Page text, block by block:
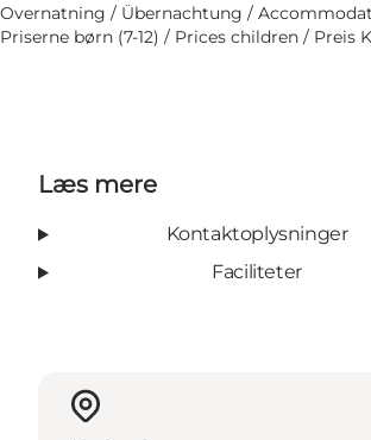
Overnatning / Übernachtung /
Priserne børn (7-12) / Prices children / Preis
Læs mere
Kontaktoplysninger
Faciliteter